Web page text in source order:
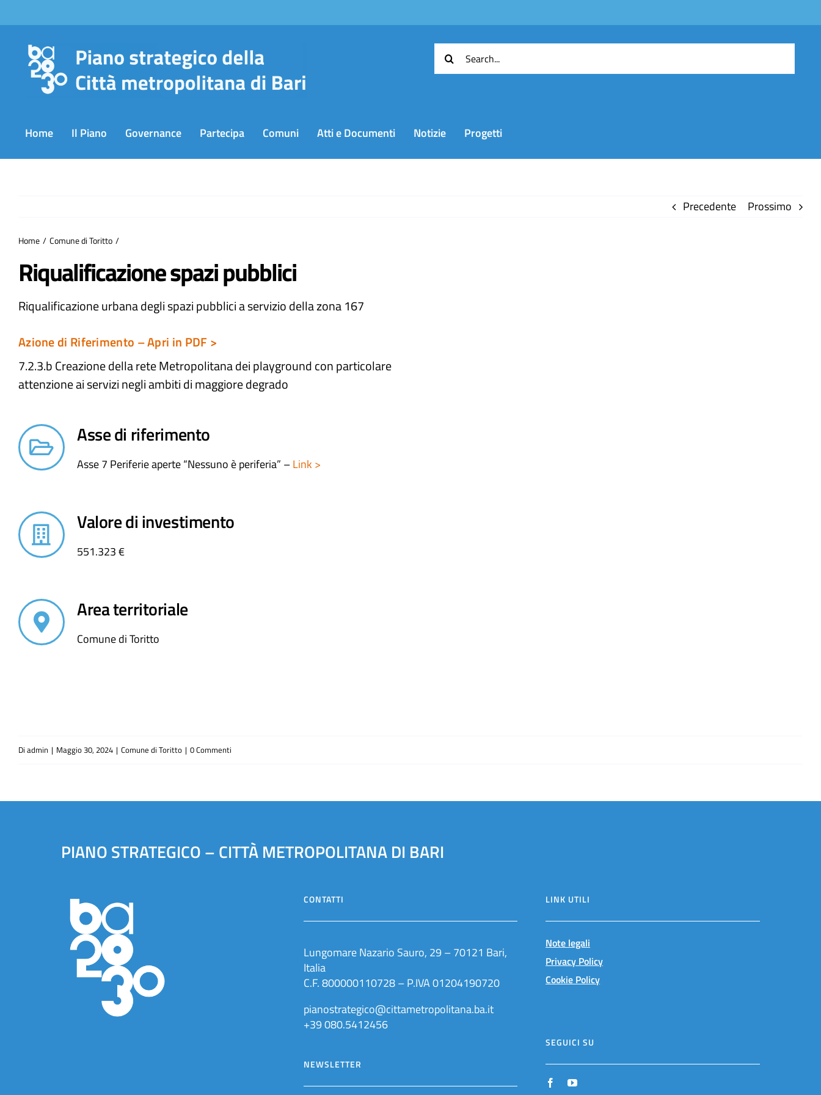
al
contenuto
Cerca
per:
Home Il Piano Governance Partecipa Comuni Atti e Documenti Notizie Progetti
Precedente Prossimo
Home Comune di Toritto
Riqualificazione spazi pubblici
Riqualificazione urbana degli spazi pubblici a servizio della zona 167
Azione di Riferimento – Apri in PDF >
7.2.3.b Creazione della rete Metropolitana dei playground con particolare
attenzione ai servizi negli ambiti di maggiore degrado
Asse di riferimento
Asse 7 Periferie aperte “Nessuno è periferia” –Link >
Valore di investimento
551.323 €
Area territoriale
Comune di Toritto
Di admin | Maggio 30, 2024 | Comune di Toritto | 0 Commenti
PIANO STRATEGICO – CITTÀ METROPOLITANA DI BARI
CONTATTI
Lungomare Nazario Sauro, 29 – 70121 Bari,
Italia
C.F. 800000110728 – P.IVA 01204190720
pianostrategico@cittametropolitana.ba.it
+39 080.5412456
NEWSLETTER
LINK UTILI
Note legali
Privacy Policy
Cookie Policy
SEGUICI SU